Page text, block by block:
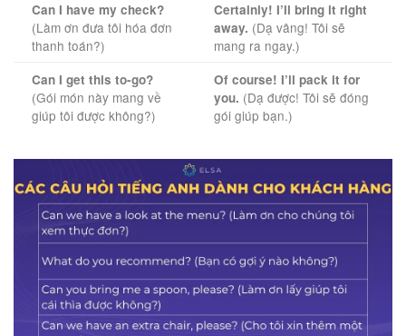
Can I have my check?
(Làm ơn đưa tôi hóa đơn
thanh toán?)
Certainly! I’ll bring it right
away. (Dạ vâng! Tôi sẽ
mang ra ngay.)
Can I get this to-go?
(Gói món này mang về
giúp tôi được không?)
Of course! I’ll pack it for
you. (Dạ được! Tôi sẽ đóng
gói giúp bạn.)